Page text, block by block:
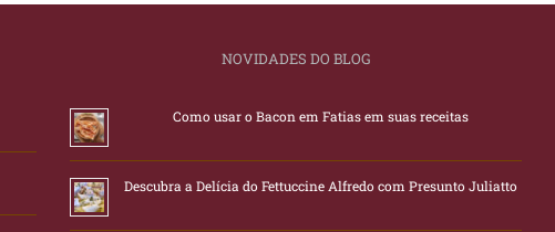
NOVIDADES DO BLOG
Como usar o Bacon em Fatias em suas receitas
Descubra a Delícia do Fettuccine Alfredo com Presunto Juliatto